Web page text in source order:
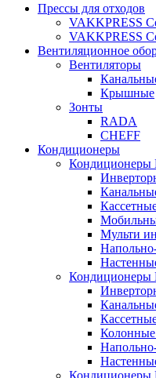
Прессы для отходов
VAKKPRESS
VAKKPRESS
Вентиляционное
Вентиляторы
Крышные
Зонты
RADA
CHEFF
Кондиционеры
Кондиционеры
Мульти
Кондиционеры
Кондиционеры